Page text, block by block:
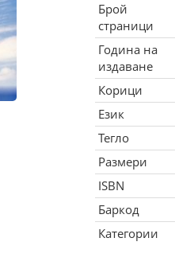
Брой
страници
Година на
издаване
Корици
Език
Тегло
Размери
ISBN
Баркод
Категории